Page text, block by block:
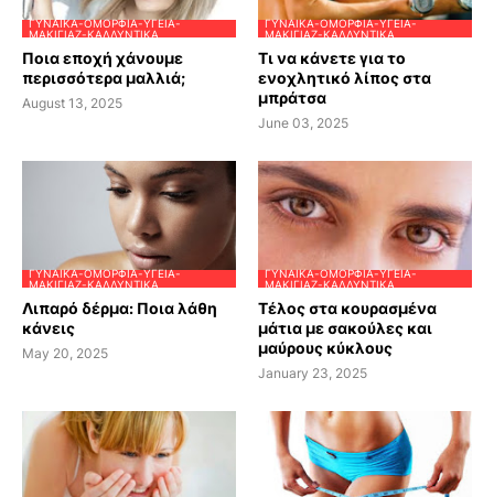
ΓΥΝΑΊΚΑ-ΟΜΟΡΦΙΆ-ΥΓΕΊΑ-
ΜΑΚΙΓΙΆΖ-ΚΑΛΛΥΝΤΙΚΆ
Ποια εποχή χάνουμε
περισσότερα μαλλιά;
August 13, 2025
ΓΥΝΑΊΚΑ-ΟΜΟΡΦΙΆ-ΥΓΕΊΑ-
ΜΑΚΙΓΙΆΖ-ΚΑΛΛΥΝΤΙΚΆ
Τι να κάνετε για το
ενοχλητικό λίπος στα
μπράτσα
June 03, 2025
ΓΥΝΑΊΚΑ-ΟΜΟΡΦΙΆ-ΥΓΕΊΑ-
ΜΑΚΙΓΙΆΖ-ΚΑΛΛΥΝΤΙΚΆ
Λιπαρό δέρμα: Ποια λάθη
κάνεις
May 20, 2025
ΓΥΝΑΊΚΑ-ΟΜΟΡΦΙΆ-ΥΓΕΊΑ-
ΜΑΚΙΓΙΆΖ-ΚΑΛΛΥΝΤΙΚΆ
Τέλος στα κουρασμένα
μάτια με σακούλες και
μαύρους κύκλους
January 23, 2025